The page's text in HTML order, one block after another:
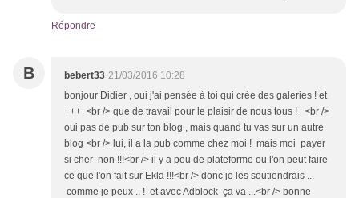
Répondre
B bebert33 21/03/2016 10:28
bonjour Didier , oui j'ai pensée à toi qui crée des galeries ! et
+++ <br /> que de travail pour le plaisir de nous tous ! <br />
oui pas de pub sur ton blog , mais quand tu vas sur un autre
blog <br /> lui, il a la pub comme chez moi ! mais moi payer
si cher non !!!<br /> il y a peu de plateforme ou l'on peut faire
ce que l'on fait sur Ekla !!!<br /> donc je les soutiendrais ...
comme je peux .. ! et avec Adblock ça va ...<br /> bonne